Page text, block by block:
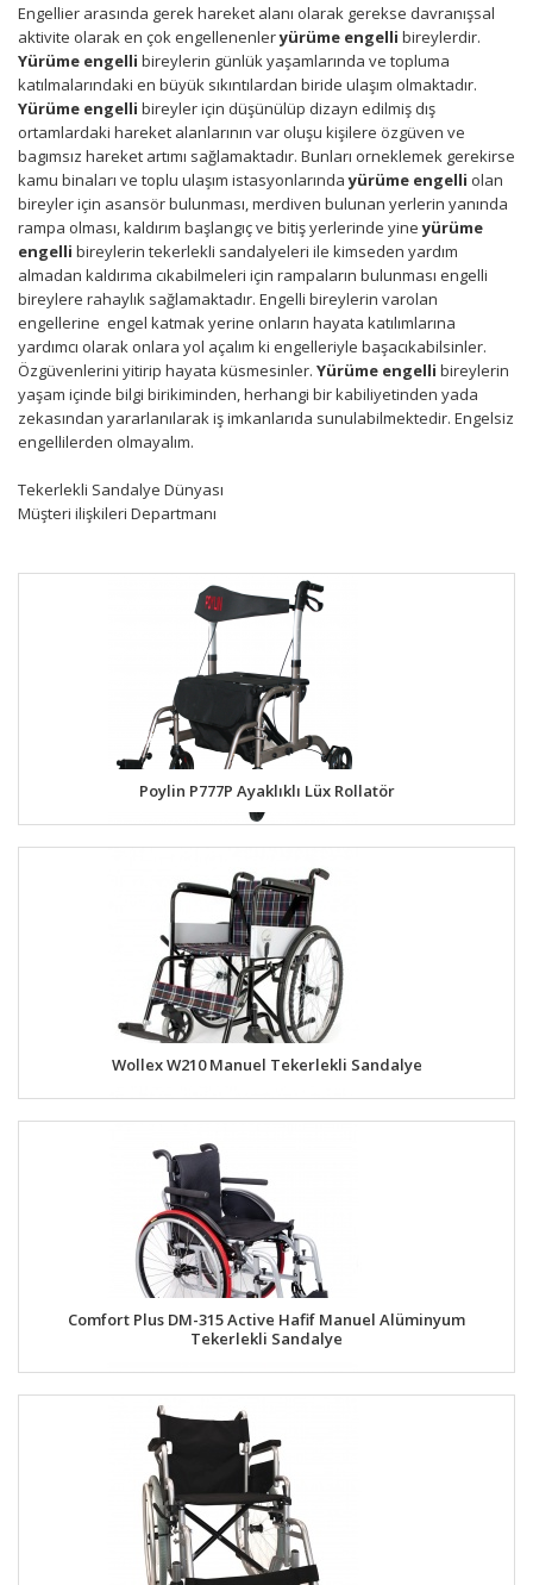
Engellier arasında gerek hareket alanı olarak gerekse davranışsal
aktivite olarak en çok engellenenleryürüme engelli bireylerdir.
Yürüme engelli bireylerin günlük yaşamlarında ve topluma
katılmalarındaki en büyük sıkıntılardan biride ulaşım olmaktadır.
Yürüme engelli bireyler için düşünülüp dizayn edilmiş dış
ortamlardaki hareket alanlarının var oluşu kişilere özgüven ve
bagımsız hareket artımı sağlamaktadır. Bunları orneklemek gerekirse
kamu binaları ve toplu ulaşım istasyonlarındayürüme engelli olan
bireyler için asansör bulunması, merdiven bulunan yerlerin yanında
rampa olması, kaldırım başlangıç ve bitiş yerlerinde yineyürüme
engelli bireylerin tekerlekli sandalyeleri ile kimseden yardım
almadan kaldırıma cıkabilmeleri için rampaların bulunması engelli
bireylere rahaylık sağlamaktadır. Engelli bireylerin varolan
engellerine engel katmak yerine onların hayata katılımlarına
yardımcı olarak onlara yol açalım ki engelleriyle başacıkabilsinler.
Özgüvenlerini yitirip hayata küsmesinler. Yürüme engelli bireylerin
yaşam içinde bilgi birikiminden, herhangi bir kabiliyetinden yada
zekasından yararlanılarak iş imkanlarıda sunulabilmektedir. Engelsiz
engellilerden olmayalım.
Tekerlekli Sandalye Dünyası
Müşteri ilişkileri Departmanı
Poylin P777P Ayaklıklı Lüx Rollatör
Wollex W210 Manuel Tekerlekli Sandalye
Comfort Plus DM-315 Active Hafif Manuel Alüminyum
Tekerlekli Sandalye